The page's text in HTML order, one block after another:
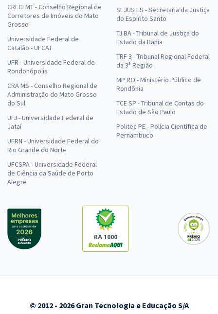
CRECI MT - Conselho Regional de
Corretores de Imóveis do Mato
Grosso
Universidade Federal de
Catalão - UFCAT
UFR - Universidade Federal de
Rondonópolis
CRA MS - Conselho Regional de
Administração do Mato Grosso
do Sul
UFJ - Universidade Federal de
Jataí
UFRN - Universidade Federal do
Rio Grande do Norte
UFCSPA - Universidade Federal
de Ciência da Saúde de Porto
Alegre
SEJUS ES - Secretaria da Justiça
do Espírito Santo
TJ BA - Tribunal de Justiça do
Estado da Bahia
TRF 3 - Tribunal Regional Federal
da 3ª Região
MP RO - Ministério Público de
Rondônia
TCE SP - Tribunal de Contas do
Estado de São Paulo
Politec PE - Polícia Científica de
Pernambuco
RA 1000
© 2012 - 2026 Gran Tecnologia e Educação S/A